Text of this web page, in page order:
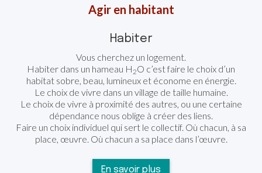
Agir en habitant
Habiter
Vous cherchez un logement.
Habiter dans un hameau H 2O c’est faire le choix d’un
habitat sobre, beau, lumineux et économe en énergie.
Le choix de vivre dans un village de taille humaine.
Le choix de vivre à proximité des autres, ou une certaine
dépendance nous oblige à créer des liens.
Faire un choix individuel qui sert le collectif. Où chacun, à sa
place, œuvre. Où chacun a sa place dans l’œuvre.
En savoir plus